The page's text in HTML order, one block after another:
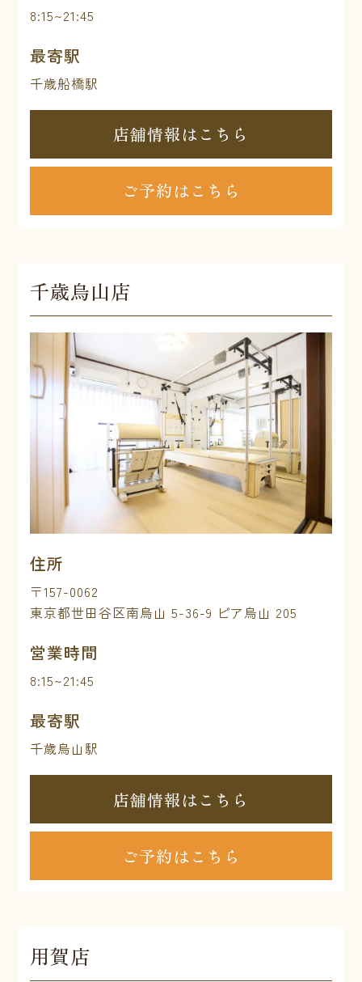
8:15~21:45
最寄駅
千歳船橋駅
店舗情報はこちら
ご予約はこちら
千歳烏山店
住所
〒157-0062
東京都世田谷区南烏山 5-36-9 ピア烏山 205
営業時間
8:15~21:45
最寄駅
千歳烏山駅
店舗情報はこちら
ご予約はこちら
用賀店